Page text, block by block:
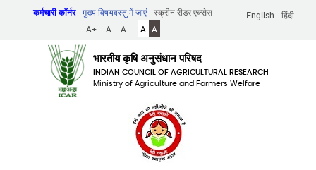
English हिंदी
कर्मचारी कॉर्नर मुख्य विषयवस्तु में जाएं
स्क्रीन रीडर एक्सेस
A+
A A- A A
भारतीय कृषि अनुसंधान परिषद
INDIAN COUNCIL OF AGRICULTURAL RESEARCH
Ministry of Agriculture and Farmers Welfare